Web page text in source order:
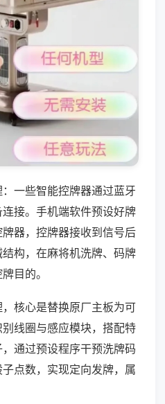
一些智能控牌器通过蓝牙
接。手机端软件预设好牌
器，控牌器接收到信号后
构，在麻将机洗牌、码牌
目的。
核心是替换原厂主板为可
线圈与感应模块，搭配特
通过预设程序干预洗牌码
点数，实现定向发牌，属